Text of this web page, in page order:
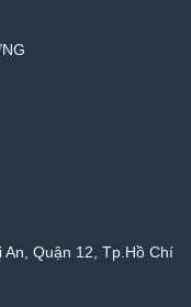
Quận 12, Tp.Hồ Chí